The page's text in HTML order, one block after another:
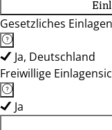
Gesetzliches
Ja, Deutschland
Freiwillige
Ja